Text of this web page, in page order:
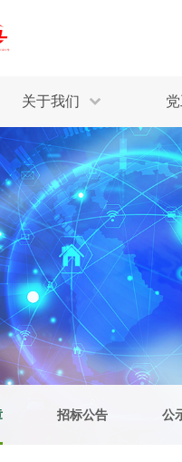
关于我们
三废监测
二噁英检测
矿山资源调查
环境风险评估
提供一站式
方案。
招标公告 公